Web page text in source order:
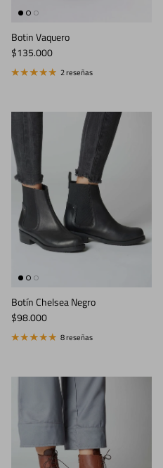
Botin Vaquero
Precio normal
$135.000
2 reseñas
Botín Chelsea Negro
Precio normal
$98.000
8 reseñas